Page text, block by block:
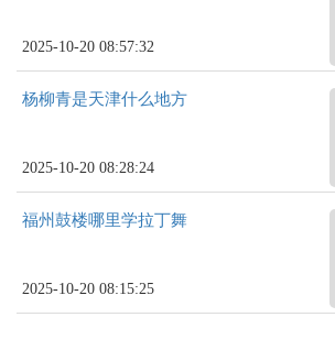
2025-10-20 08:57:32
杨柳青是天津什么地方
2025-10-20 08:28:24
福州鼓楼哪里学拉丁舞
2025-10-20 08:15:25